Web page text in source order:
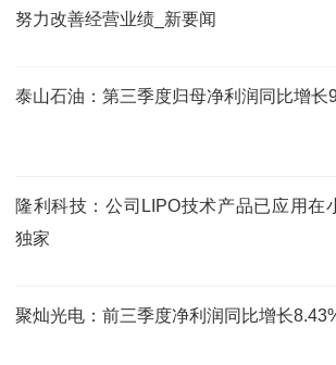
努力改善经营业绩_新要闻
泰山石油：第三季度归母净利润同比增
隆利科技：公司LIPO技术产品已应用在
独家
聚灿光电：前三季度净利润同比增长